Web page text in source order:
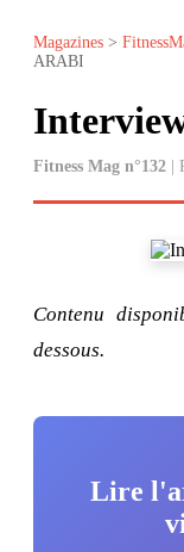
Magazines >
ARABI
Fitness Mag n°132 |
Contenu
dessous.
Lire